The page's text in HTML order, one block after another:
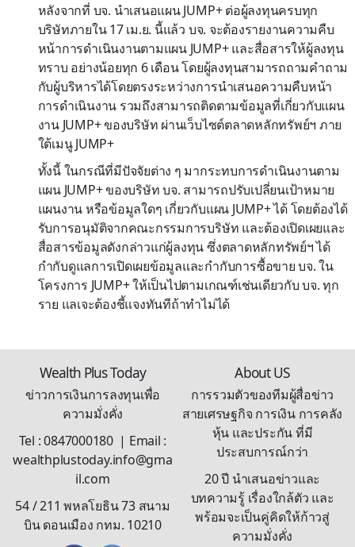
หลังจากที่ บจ. นำเสนอแผนJUMP+ต่อผู้ลงทุนครบทุก
บริษัทภายใน17เม.ย. นี้แล้ว บจ. จะต้องรายงานความคืบ
หน้าการดำเนินงานตามแผนJUMP+และสื่อสารให้ผู้ลงทุน
ทราบ อย่างน้อยทุก 6เดือนโดยผู้ลงทุนสามารถถามคำถาม
กับผู้บริหารได้โดยตรงระหว่างการนำเสนอความคืบหน้า
การดำเนินงาน รวมถึงสามารถติดตามข้อมูลที่เกี่ยวกับแผน
งาน JUMP+ของบริษัท ผ่านเว็บไซต์ตลาดหลักทรัพย์ฯ ภาย
ใต้เมนู JUMP+
ทั้งนี้ ในกรณีที่มีปัจจัยต่าง ๆ มากระทบการดำเนินงานตาม
แผน JUMP+ของบริษัท บจ. สามารถปรับเปลี่ยนเป้าหมาย
แผนงาน หรือข้อมูลใดๆ เกี่ยวกับแผน JUMP+ได้ โดยต้องได้
รับการอนุมัติจากคณะกรรมการบริษัท และต้องเปิดเผยและ
สื่อสารข้อมูลดังกล่าวแก่ผู้ลงทุนซึ่งตลาดหลักทรัพย์ฯได้
กำกับดูแลการเปิดเผยข้อมูลและกำกับการซื้อขาย บจ. ใน
โครงการ JUMP+ให้เป็นไปตามเกณฑ์เช่นเดียวกับ บจ. ทุก
ราย แลเจะต้องชี้แจงทันทีถ้าทำไม่ได้
Wealth Plus Today
ข่าวการเงินการลงทุนเพื่อ
ความมั่งคั่ง
Tel : 0847000180 | Email :
wealthplustoday.info@gma
il.com
54 / 211 พหลโยธิน 73 สนาม
บิน ดอนเมือง กทม. 10210
About US
การรวมตัวของทีมผู้สื่อข่าว
สายเศรษฐกิจ การเงิน การคลัง
หุ้น และประกัน ที่มี
ประสบการณ์กว่า
20 ปี นำเสนอข่าวและ
บทความรู้ เรื่องใกล้ตัว และ
พร้อมจะเป็นคู่คิดให้ก้าวสู่
ความมั่งคั่ง